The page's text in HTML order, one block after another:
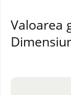
Valoarea